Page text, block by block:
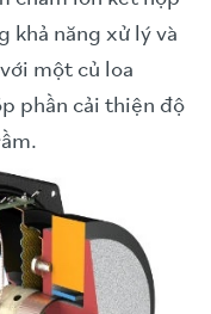
khả năng xử lý và
một củ loa
phần cải thiện độ